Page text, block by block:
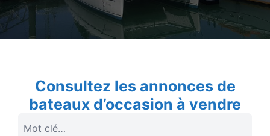
Consultez les annonces de
bateaux d’occasion à vendre